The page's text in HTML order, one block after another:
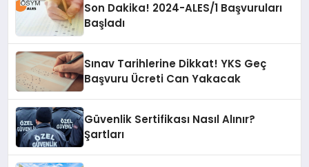
Son Dakika! 2024-ALES/1 Başvuruları
Başladı
Sınav Tarihlerine Dikkat! YKS Geç
Başvuru Ücreti Can Yakacak
Güvenlik Sertifikası Nasıl Alınır?
Şartları